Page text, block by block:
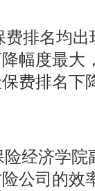
排名均出
幅度最大
费排名下
经济学院
公司的效